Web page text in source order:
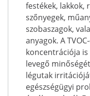
festékek, lakkok,
szőnyegek,
szobaszagok,
anyagok. A
koncentrációja
levegő
légutak
egészségügyi